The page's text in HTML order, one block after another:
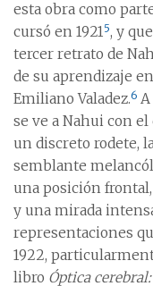
esta obra como
cursó en 19215, y
tercer retrato de
de su aprendizaje
Emiliano Valadez.6
se ve a Nahui con
un discreto rodete,
semblante
una posición
y una mirada
representaciones
1922,
libro Óptica